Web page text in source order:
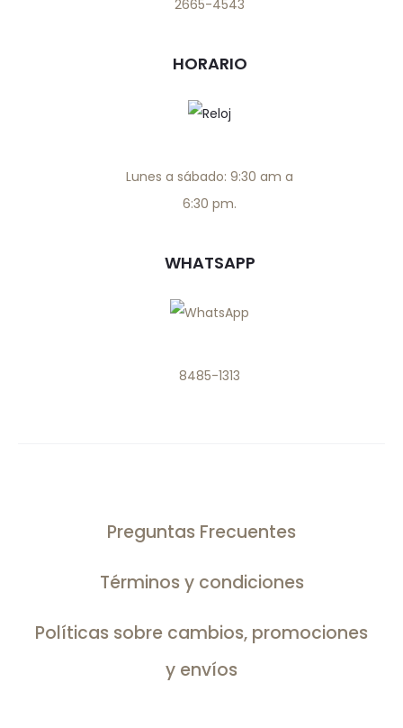
2665-4543
HORARIO
Lunes a sábado: 9:30 am a
6:30 pm.
WHATSAPP
8485-1313
Preguntas Frecuentes
Términos y condiciones
Políticas sobre cambios, promociones
y envíos